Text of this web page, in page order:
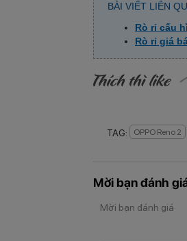
BÀI VIẾT LIÊN
Rò rỉ cấu
Rò rỉ giá
TAG: OPPO Reno 2
Mời bạn đánh
Mời bạn đánh giá